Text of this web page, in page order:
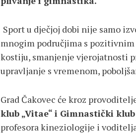
Sport u dječjoj dobi nije samo
mnogim područjima s
kostiju, smanjenje vjerojatnosti
upravljanje s vremenom,
Grad Čakovec će kroz
klub „Vitae“ i Gimnastički
profesora kineziologije i